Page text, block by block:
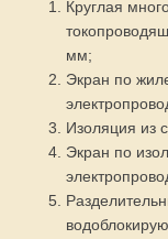
Круглая
мм;
Экран по
Изоляция из
Экран по